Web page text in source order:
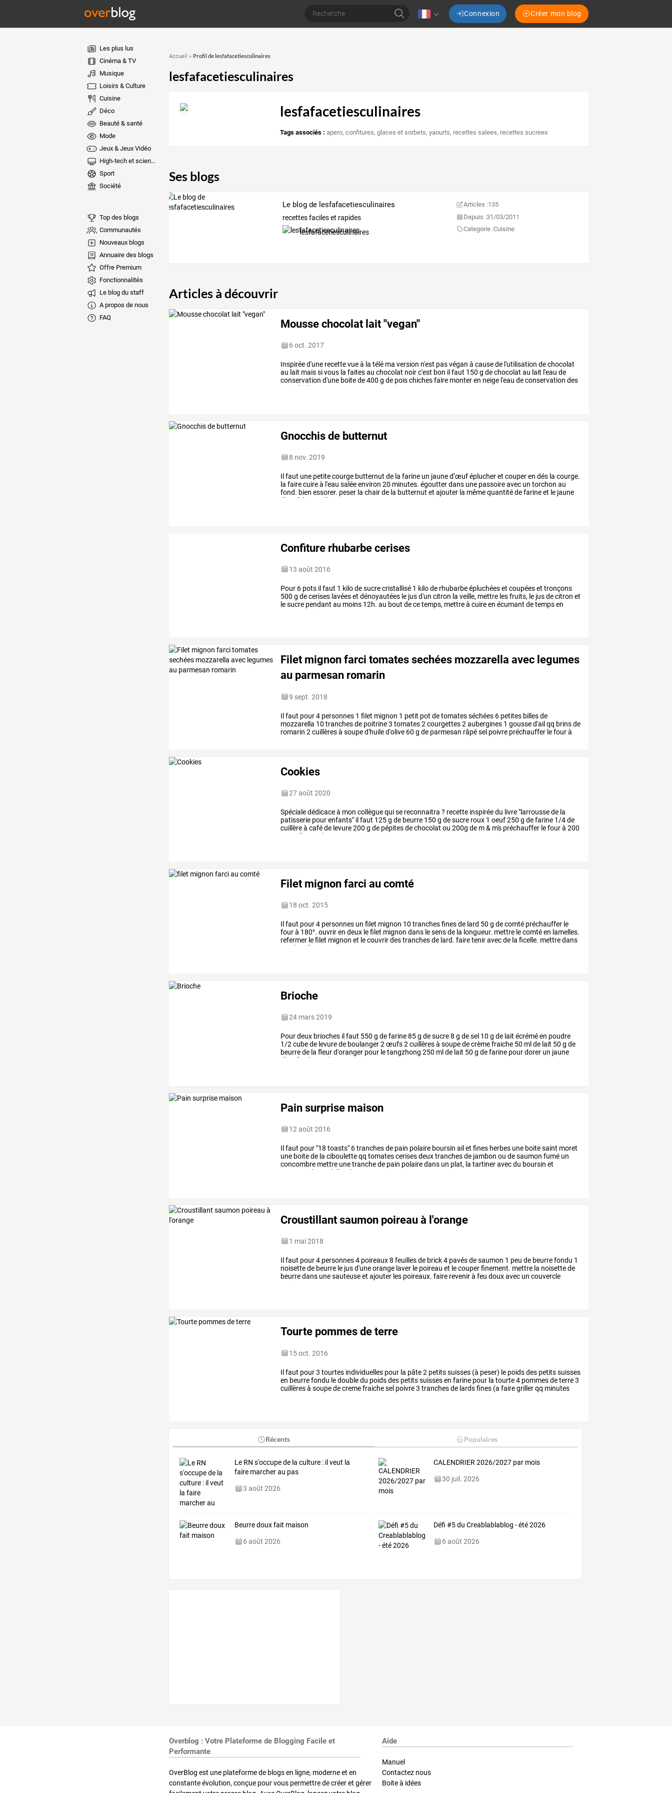
Connexion Créer mon blog
Les plus lus
Cinéma & TV
Musique
Loisirs & Culture
Cuisine
Déco
Beauté & santé
Mode
Jeux & Jeux Vidéo
High-tech et sciences
Sport
Société
Top des blogs
Communautés
Nouveaux blogs
Annuaire des blogs
Offre Premium
Fonctionnalités
Le blog du staff
A propos de nous
FAQ
Accueil » Profil de lesfafacetiesculinaires
lesfafacetiesculinaires
lesfafacetiesculinaires
Tags associés : apero,confitures,glaces et sorbets,yaourts, recettes salees, recettes sucrees
Ses blogs
Le blog de lesfafacetiesculinaires
recettes faciles et rapides
lesfafacetiesculinaires
Articles :135
Depuis :31/03/2011
Categorie :Cuisine
Articles à découvrir
Mousse chocolat lait "vegan"
6 oct. 2017
Inspiréed'une recettevueà la télé ma version n'est pasvégan à causede l'utilisation dechocolat
au lait maissivous la faitesau chocolat noirc'est bon il faut 150 g dechocolat au lait l'eau de
conservation d'une boitede400 g de poischichesfaire monteren neige l'eau deconservation des
pois
chiches
Gnocchis de butternut
8 nov. 2019
Il faut une petitecourge butternut de la farine un jauned’œuféplucheret couperen dés la courge.
la fairecuireà l'eau saléeenviron 20 minutes. égoutterdans une passoireavec un torchon au
fond. bien essorer. peser la chairde la butternut et ajouter la mêmequantitédefarineet le jaune
d’œuf. bien mélanger.
Confiture rhubarbe cerises
13 août 2016
Pour 6 pots il faut 1 kilodesucrecristallisé 1 kilode rhubarbeépluchéeset coupéeset tronçons
500 g decerises lavéeset dénoyautées le jusd'un citron la veille, mettre lesfruits, le jusdecitron et
lesucre pendant au moins 12h. au bout decetemps, mettreà cuireen écumant detempsen
environ
Filet mignon farci tomates sechées mozzarella avec legumes
au parmesan romarin
9 sept. 2018
Il faut pour4 personnes 1 filet mignon 1 petit pot detomatesséchées 6 petites billesde
mozzarella 10 tranchesde poitrine3 tomates2 courgettes2 aubergines 1 goussed'ail qq brinsde
romarin 2 cuillèresà souped'huiled'olive 60 g de parmesan râpésel poivre préchauffer lefourà
Cookies
27 août 2020
Spécialedédicaceà mon collèguequise reconnaitra ? recette inspiréedu livre "larroussede la
patisserie pourenfants" il faut 125g de beurre 150 g desucre roux 1 oeuf250 g defarine 1/4de
cuillèreà caféde levure200 g de pépitesdechocolat ou 200g de m& m's préchauffer lefourà 200
mélanger le
Filet mignon farci au comté
18 oct. 2015
Il faut pour4 personnes un filet mignon 10 tranchesfinesde lard 50 g decomté préchauffer le
fourà 180°. ouvriren deux lefilet mignon dans lesensde la longueur. mettre lecomtéen lamelles.
refermer lefilet mignon et lecouvrirdestranchesde lard. faireteniravecde la ficelle. mettredans
plat allant
Brioche
24 mars 2019
Pourdeux brioches il faut 550 g defarine85g desucre8 g desel 10 g de lait écréméen poudre
1/2 cubede levurede boulanger2 œufs2 cuillèresà soupedecrèmefraiche 50 ml de lait 50 g de
beurrede la fleurd'oranger pour letangzhong 250 ml de lait 50 g defarine pourdorer un jaune
d’œuf préparer le
Pain surprise maison
12 août 2016
Il faut pour "18 toasts" 6tranchesde pain polaire boursin ail et fines herbes une boitesaint moret
une boitede la cibouletteqq tomatescerisesdeuxtranchesde jambon ou desaumon fumé un
concombre mettre unetranchede pain polairedans un plat, la tartineravecdu boursin et
recouvrir
de rondelles de
Croustillant saumon poireau à l'orange
1 mai 2018
Il faut pour4 personnes4 poireaux8 feuillesde brick4 pavésdesaumon 1 peu de beurrefondu 1
noisettede beurre le jusd'uneorange laver le poireau et lecouperfinement. mettre la noisettede
beurredans unesauteuseet ajouter les poireaux. faire revenirà feu douxavec un couvercle
environ
Tourte pommes de terre
15 oct. 2016
Ilfaut pour3 tourtes individuelles pour la pâte2 petitssuisses (à peser) le poidsdes petitssuisses
en beurrefondu ledoubledu poidsdes petitssuissesen farine pour la tourte4 pommesdeterre3
cuillèresà soupedecremefraichesel poivre3 tranchesde lardsfines (a fairegrillerqq minutes
Récents Populaires
Le RN s'occupe de la culture : il veut la
faire marcher au pas
3 août 2026
CALENDRIER 2026/2027 par mois
30 juil. 2026
Beurre doux fait maison
6 août 2026
Défi #5 du Creablablablog - été 2026
6 août 2026
Overblog : Votre Plateforme de Blogging Facile et
Performante
OverBlog est une plateforme de blogs en ligne, moderne et en
constante évolution, conçue pour vous permettre de créer et gérer
Aide
Manuel
Contactez nous
Boite à idées